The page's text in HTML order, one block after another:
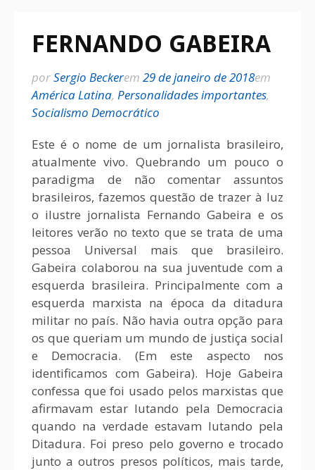
FERNANDO GABEIRA
porSergio Beckerem 29 de janeiro de 2018em
América Latina, Personalidades importantes,
Socialismo Democrático
Este é o nome de um jornalista brasileiro,
atualmente vivo. Quebrando um pouco o
paradigma de não comentar assuntos
brasileiros, fazemos questão de trazer à luz
o ilustre jornalista Fernando Gabeira e os
leitores verão no texto que se trata de uma
pessoa Universal mais que brasileiro.
Gabeira colaborou na sua juventude com a
esquerda brasileira. Principalmente com a
esquerda marxista na época da ditadura
militar no país. Não havia outra opção para
os que queriam um mundo de justiça social
e Democracia. (Em este aspecto nos
identificamos com Gabeira). Hoje Gabeira
confessa que foi usado pelos marxistas que
afirmavam estar lutando pela Democracia
quando na verdade estavam lutando pela
Ditadura. Foi preso pelo governo e trocado
junto a outros presos políticos, mais tarde,